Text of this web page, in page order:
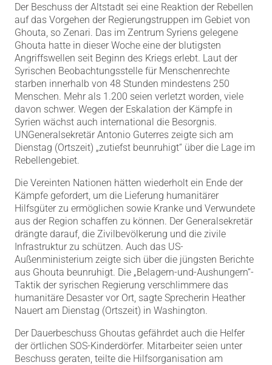
Der Beschuss der Altstadt sei eine Reaktion der Rebellen
auf das Vorgehen der Regierungstruppen im Gebiet von
Ghouta, so Zenari. Das im Zentrum Syriens gelegene
Ghouta hatte in dieser Woche eine der blutigsten
Angriffswellen seit Beginn des Kriegs erlebt. Laut der
Syrischen Beobachtungsstelle für Menschenrechte
starben innerhalb von 48 Stunden mindestens 250
Menschen. Mehr als 1.200 seien verletzt worden, viele
davon schwer. Wegen der Eskalation der Kämpfe in
Syrien wächst auch international die Besorgnis.
UNGeneralsekretär Antonio Guterres zeigte sich am
Dienstag (Ortszeit) „zutiefst beunruhigt“ über die Lage im
Rebellengebiet.
Die Vereinten Nationen hätten wiederholt ein Ende der
Kämpfe gefordert, um die Lieferung humanitärer
Hilfsgüter zu ermöglichen sowie Kranke und Verwundete
aus der Region schaffen zu können. Der Generalsekretär
drängte darauf, die Zivilbevölkerung und die zivile
Infrastruktur zu schützen. Auch das US-
Außenministerium zeigte sich über die jüngsten Berichte
aus Ghouta beunruhigt. Die „Belagern-und-Aushungern“-
Taktik der syrischen Regierung verschlimmere das
humanitäre Desaster vor Ort, sagte Sprecherin Heather
Nauert am Dienstag (Ortszeit) in Washington.
Der Dauerbeschuss Ghoutas gefährdet auch die Helfer
der örtlichen SOS-Kinderdörfer. Mitarbeiter seien unter
Beschuss geraten, teilte die Hilfsorganisation am